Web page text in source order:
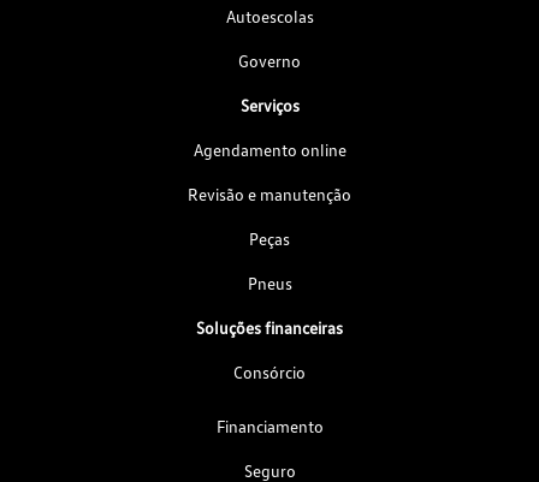
Autoescolas
Governo
Serviços
Agendamento online
Revisão e manutenção
Peças
Pneus
Soluções financeiras
Consórcio
Financiamento
Seguro